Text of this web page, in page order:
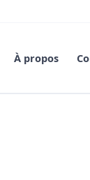
À propos